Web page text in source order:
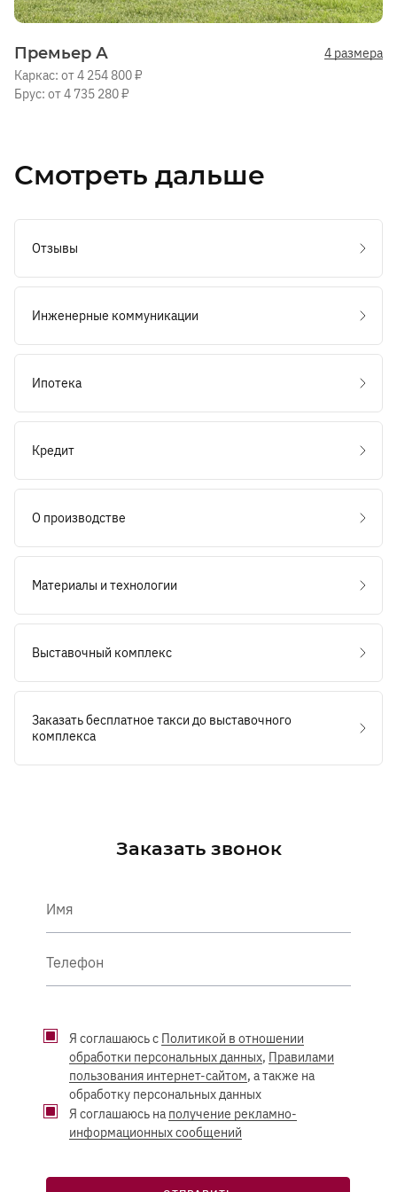
Премьер А
4 размера
Каркас: от 4 254 800 ₽
Брус: от 4 735 280 ₽
Смотреть дальше
Отзывы
Инженерные коммуникации
Ипотека
Кредит
О производстве
Материалы и технологии
Выставочный комплекс
Заказать бесплатное такси до выставочного
комплекса
Заказать звонок
Имя
Телефон
Я соглашаюсь с Политикой в отношении
обработки персональных данных, Правилами
пользования интернет-сайтом, а также на
обработку персональных данных
Я соглашаюсь на получение рекламно-
информационных сообщений